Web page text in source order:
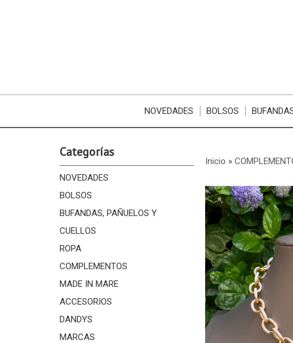
NOVEDADES BOLSOS
Categorías
NOVEDADES
BOLSOS
BUFANDAS, PAÑUELOS Y
CUELLOS
ROPA
COMPLEMENTOS
MADE IN MARE
ACCESORIOS
DANDYS
MARCAS
Inicio »